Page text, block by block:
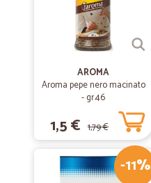
AROMA
Aroma pepe nero macinato
- gr.46
1,5 € 1,79 €
-11%